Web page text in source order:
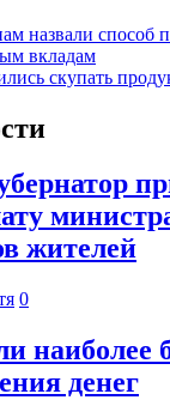
назвали способ
вкладам
скупать
жителей
0
наиболее
денег